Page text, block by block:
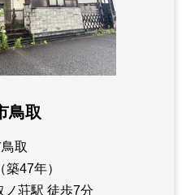
鳥取
取
47年）
ノ荘駅 徒歩7分